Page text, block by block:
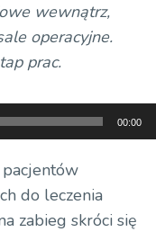
wewnątrz,
operacyjne.
prac.
00:00
do leczenia
zabieg skróci się